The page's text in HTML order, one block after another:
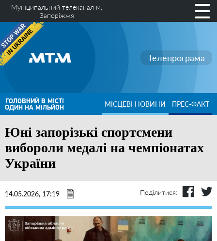
Муніципальний телеканал м.
Запоріжжя
Телепрограма
ГОЛОВНИЙ В МІСТІ
ОДИН НА МІЛЬЙОН МІСЦЕВІ НОВИНИ ПРЕС-ФАКТ
Юні запорізькі спортсмени
вибороли медалі на чемпіонатах
України
14.05.2026, 17:19 Поділитися: